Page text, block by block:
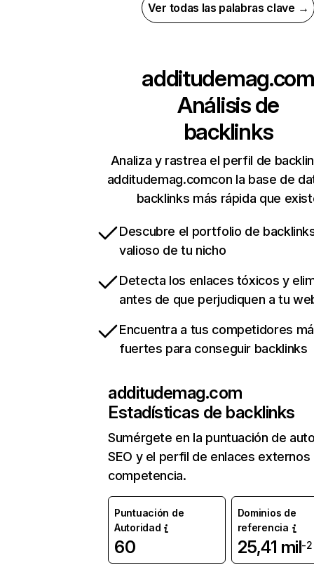
Ver todas las palabras clave →
additudemag.com
Análisis de
backlinks
Analiza y rastrea el perfil de
additudemag.comcon la base de
backlinks más rápida que
Descubre el portfolio de
valioso de tu nicho
Detecta los enlaces tóxicos y
antes de que perjudiquen a tu
Encuentra a tus competidores
fuertes para conseguir backlinks
additudemag.com
Estadísticas de backlinks
Sumérgete en la puntuación de
SEO y el perfil de enlaces externos
competencia.
Puntuación de
Autoridad
60
Dominios de
referencia
25,41 mil-2